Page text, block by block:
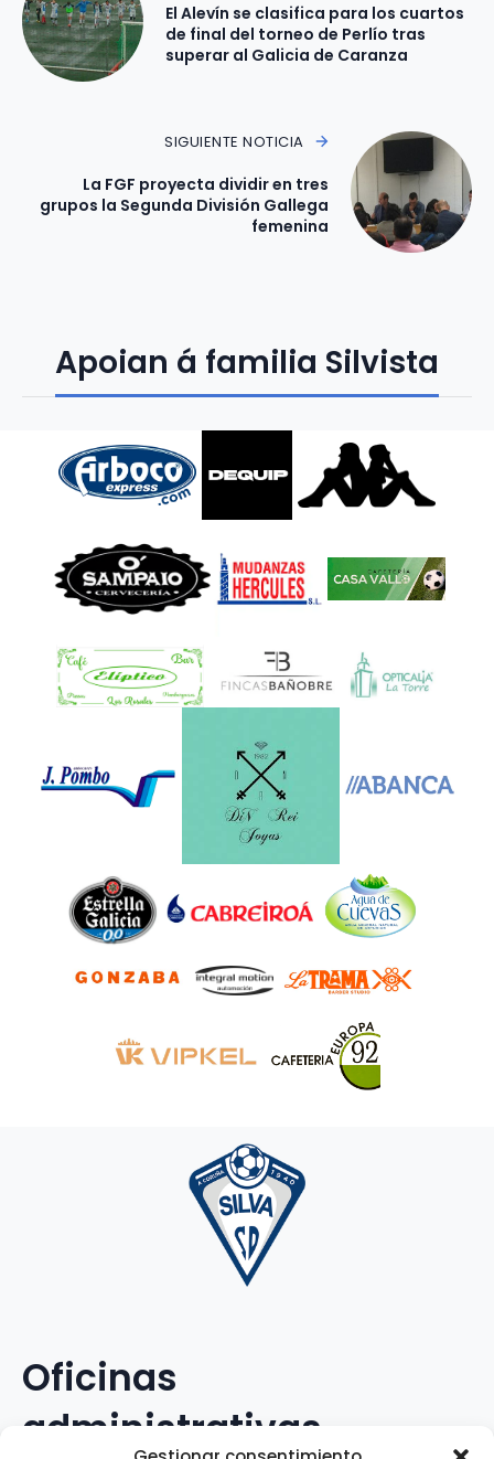
El Alevín se clasifica para los cuartos
de final del torneo de Perlío tras
superar al Galicia de Caranza
SIGUIENTE NOTICIA
La FGF proyecta dividir en tres
grupos la Segunda División Gallega
femenina
Apoian á familia Silvista
Oficinas
administrativas